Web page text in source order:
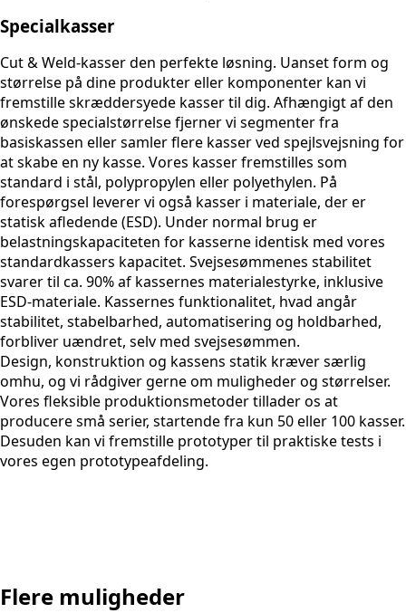
Specialkasser
Cut & Weld-kasser den perfekte løsning. Uanset form og
størrelse på dine produkter eller komponenter kan vi
fremstille skræddersyede kasser til dig. Afhængigt af den
ønskede specialstørrelse fjerner vi segmenter fra
basiskassen eller samler flere kasser ved spejlsvejsning for
at skabe en ny kasse. Vores kasser fremstilles som
standard i stål, polypropylen eller polyethylen. På
forespørgsel leverer vi også kasser i materiale, der er
statisk afledende (ESD). Under normal brug er
belastningskapaciteten for kasserne identisk med vores
standardkassers kapacitet. Svejsesømmenes stabilitet
svarer til ca. 90% af kassernes materialestyrke, inklusive
ESD-materiale. Kassernes funktionalitet, hvad angår
stabilitet, stabelbarhed, automatisering og holdbarhed,
forbliver uændret, selv med svejsesømmen.
Design, konstruktion og kassens statik kræver særlig
omhu, og vi rådgiver gerne om muligheder og størrelser.
Vores fleksible produktionsmetoder tillader os at
producere små serier, startende fra kun 50 eller 100 kasser.
Desuden kan vi fremstille prototyper til praktiske tests i
vores egen prototypeafdeling.
Flere muligheder